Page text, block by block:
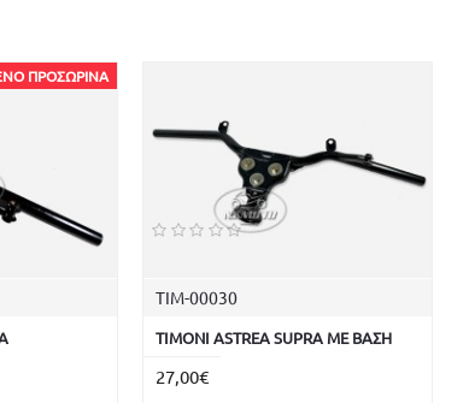
ΠΡΟΣΩΡΙΝΆ
ΤΙΜ-00030
ΤΙΜΟΝΙ ASTREA SUPRA ΜΕ ΒΑΣΗ
27,00€